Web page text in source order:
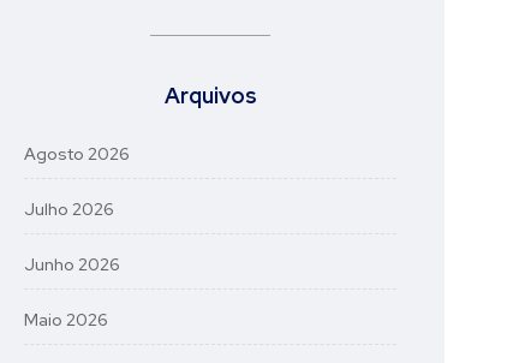
Arquivos
Agosto 2026
Julho 2026
Junho 2026
Maio 2026